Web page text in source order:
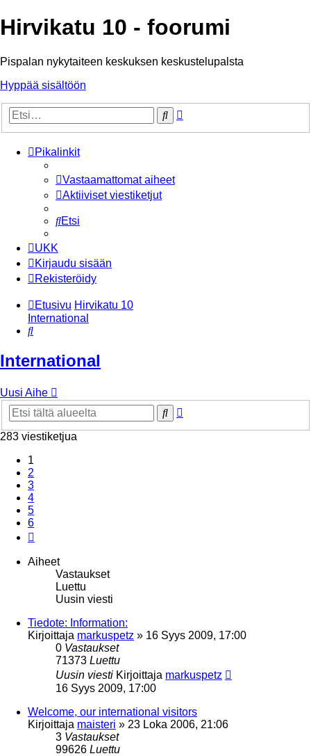
Hirvikatu 10 - foorumi
Pispalan nykytaiteen keskuksen keskustelupalsta
Hyppää sisältöön
Etsi
Pikalinkit
Vastaamattomat aiheet
Aktiiviset viestiketjut
Etsi
UKK
Kirjaudu sisään
Rekisteröidy
Etusivu Hirvikatu 10
International
Etsi
International
Uusi Aihe
Etsi
283 viestiketjua
1
2
3
4
5
6
Aiheet
Vastaukset
Luettu
Uusin viesti
Tiedote: Information:
Kirjoittaja markuspetz » 16 Syys 2009, 17:00
0 Vastaukset
71373 Luettu
Uusin viesti Kirjoittaja markuspetz
16 Syys 2009, 17:00
Welcome, our international visitors
Kirjoittaja maisteri » 23 Loka 2006, 21:06
3 Vastaukset
99626 Luettu